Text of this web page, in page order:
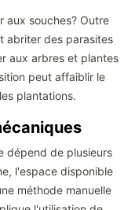
aux souches? Outre
abriter des parasites
aux arbres et plantes
peut affaiblir le
plantations.
dépend de plusieurs
l'espace disponible
méthode manuelle